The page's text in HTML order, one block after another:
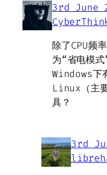
3rd June
除了CPU频
为“省电模式
Windows下
Linux（主
具？
3rd